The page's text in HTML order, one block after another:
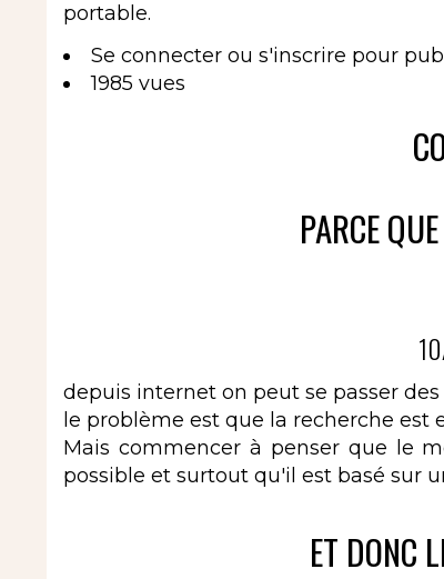
portable.
Se connecter ou s'inscrire pour
1985 vues
PARCE
depuis internet on peut se passer
le problème est que la recherche est
Mais commencer à penser que le
possible et surtout qu'il est basé sur
ET DONC